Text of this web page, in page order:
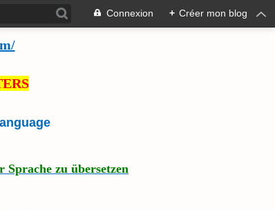
Connexion + Créer mon blog
Sprache zu übersetzen